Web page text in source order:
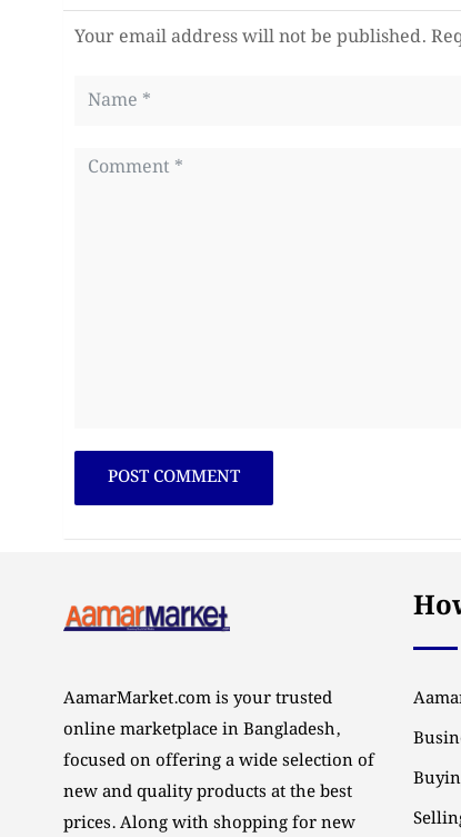
Your email address will not be published.
AamarMarket.com is your trusted
online marketplace in Bangladesh,
focused on offering a wide selection of
new and quality products at the best
prices. Along with shopping for new